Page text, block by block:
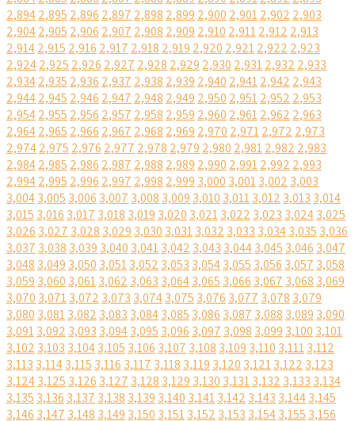
2,8942,895 2,896 2,897 2,898 2,899 2,900 2,9012,902 2,903
2,9042,905 2,906 2,907 2,908 2,909 2,910 2,9112,912 2,913
2,9142,915 2,916 2,917 2,918 2,919 2,920 2,9212,922 2,923
2,9242,925 2,926 2,927 2,928 2,929 2,930 2,9312,932 2,933
2,9342,935 2,936 2,937 2,938 2,939 2,940 2,9412,942 2,943
2,9442,945 2,946 2,947 2,948 2,949 2,950 2,9512,952 2,953
2,9542,955 2,956 2,957 2,958 2,959 2,960 2,9612,962 2,963
2,9642,965 2,966 2,967 2,968 2,969 2,970 2,9712,972 2,973
2,9742,975 2,976 2,977 2,978 2,979 2,980 2,9812,982 2,983
2,9842,985 2,986 2,987 2,988 2,989 2,990 2,9912,992 2,993
2,9942,995 2,996 2,997 2,998 2,999 3,000 3,0013,002 3,003
3,0043,005 3,006 3,007 3,008 3,009 3,010 3,0113,012 3,013 3,014
3,015 3,016 3,017 3,018 3,019 3,020 3,0213,022 3,023 3,0243,025
3,026 3,027 3,028 3,029 3,030 3,0313,032 3,033 3,0343,035 3,036
3,037 3,038 3,039 3,040 3,0413,042 3,043 3,0443,045 3,046 3,047
3,048 3,049 3,050 3,0513,052 3,053 3,0543,055 3,056 3,057 3,058
3,059 3,060 3,0613,062 3,063 3,0643,065 3,066 3,067 3,068 3,069
3,070 3,0713,072 3,073 3,0743,075 3,076 3,077 3,078 3,079
3,080 3,0813,082 3,083 3,0843,085 3,086 3,087 3,088 3,089 3,090
3,0913,092 3,093 3,0943,095 3,096 3,097 3,098 3,099 3,100 3,101
3,102 3,103 3,1043,105 3,106 3,107 3,108 3,109 3,110 3,1113,112
3,113 3,1143,115 3,116 3,117 3,118 3,119 3,120 3,1213,122 3,123
3,1243,125 3,126 3,127 3,128 3,129 3,130 3,1313,132 3,133 3,134
3,135 3,136 3,137 3,138 3,139 3,140 3,1413,142 3,143 3,1443,145
3,146 3,147 3,148 3,149 3,150 3,1513,152 3,153 3,1543,155 3,156